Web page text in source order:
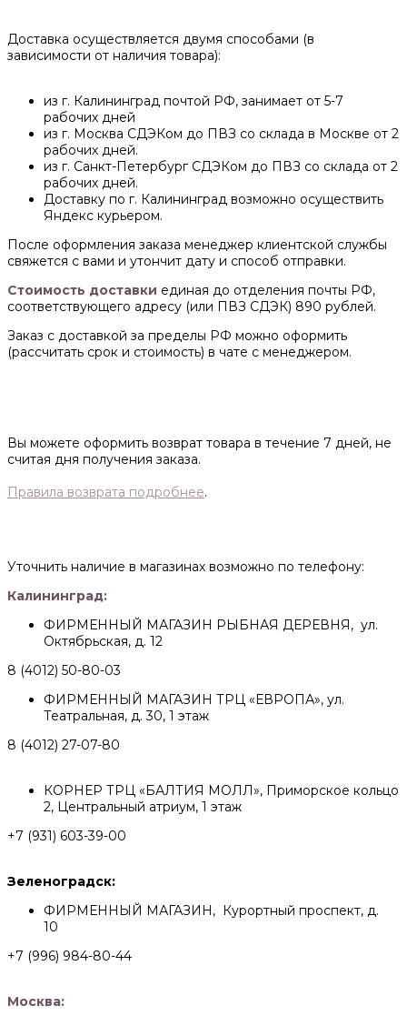
Доставка осуществляется двумя способами (в
зависимости от наличия товара):
из г. Калининград почтой РФ, занимает от 5-7
рабочих дней
из г. Москва СДЭКом до ПВЗ со склада в Москве от 2
рабочих дней.
из г. Санкт-Петербург СДЭКом до ПВЗ со склада от 2
рабочих дней.
Доставку по г. Калининград возможно осуществить
Яндекс курьером.
После оформления заказа менеджер клиентской службы
свяжется с вами и утончит дату и способ отправки.
Стоимость доставки единая до отделения почты РФ,
соответствующего адресу (или ПВЗ СДЭК) 890 рублей.
Заказ с доставкой за пределы РФ можно оформить
(рассчитать срок и стоимость) в чате с менеджером.
Вы можете оформить возврат товара в течение 7 дней, не
считая дня получения заказа.
Правила возврата подробнее.
Уточнить наличие в магазинах возможно по телефону:
Калининград:
ФИРМЕННЫЙ МАГАЗИН РЫБНАЯ ДЕРЕВНЯ, ул.
Октябрьская, д. 12
8 (4012) 50-80-03
ФИРМЕННЫЙ МАГАЗИН ТРЦ «ЕВРОПА», ул.
Театральная, д. 30, 1 этаж
8 (4012) 27-07-80
КОРНЕР ТРЦ «БАЛТИЯ МОЛЛ», Приморское кольцо
2, Центральный атриум, 1 этаж
+7 (931) 603-39-00
Зеленоградск:
ФИРМЕННЫЙ МАГАЗИН, Курортный проспект, д.
10
+7 (996) 984-80-44
Москва: